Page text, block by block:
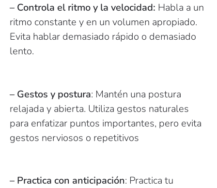
– Controla el ritmo y la velocidad: Habla a un
ritmo constante y en un volumen apropiado.
Evita hablar demasiado rápido o demasiado
lento.
– Gestos y postura: Mantén una postura
relajada y abierta. Utiliza gestos naturales
para enfatizar puntos importantes, pero evita
gestos nerviosos o repetitivos
– Practica con anticipación: Practica tu